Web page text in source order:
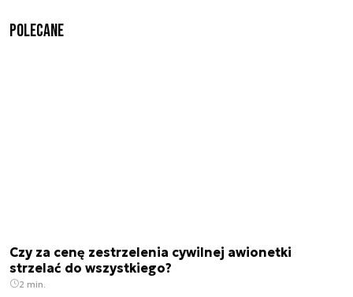
Polecane
Czy za cenę zestrzelenia cywilnej awionetki
strzelać do wszystkiego?
2 min.